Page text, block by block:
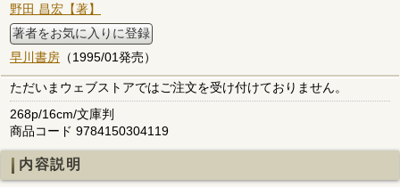
野田 昌宏【著】
著者をお気に入りに登録
早川書房 （1995/01発売）
ただいまウェブストアではご注文を受け付けておりません。
268p/16cm/文庫判
商品コード 9784150304119
内容説明